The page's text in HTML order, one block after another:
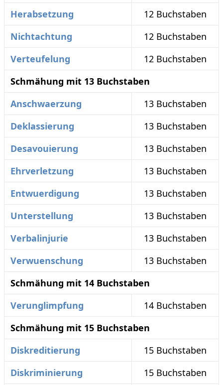
Herabsetzung
12 Buchstaben
Nichtachtung
12 Buchstaben
Verteufelung
12 Buchstaben
Schmähung mit 13 Buchstaben
Anschwaerzung
13 Buchstaben
Deklassierung
13 Buchstaben
Desavouierung
13 Buchstaben
Ehrverletzung
13 Buchstaben
Entwuerdigung
13 Buchstaben
Unterstellung
13 Buchstaben
Verbalinjurie
13 Buchstaben
Verwuenschung
13 Buchstaben
Schmähung mit 14 Buchstaben
Verunglimpfung
14 Buchstaben
Schmähung mit 15 Buchstaben
Diskreditierung
15 Buchstaben
Diskriminierung
15 Buchstaben